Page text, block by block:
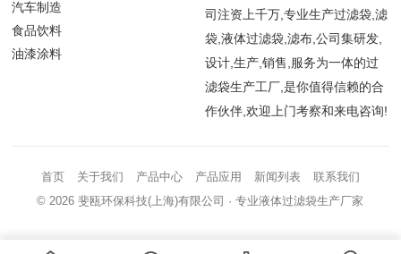
汽车制造
食品饮料
油漆涂料
司注资上千万,专业生产过滤袋,滤
袋,液体过滤袋,滤布,公司集研发,
设计,生产,销售,服务为一体的过
滤袋生产工厂,是你值得信赖的合
作伙伴,欢迎上门考察和来电咨询!
首页 关于我们 产品中心 产品应用 新闻列表
联系我们
© 2026斐瓯环保科技(上海)有限公司 · 专业液体过滤袋生产厂家